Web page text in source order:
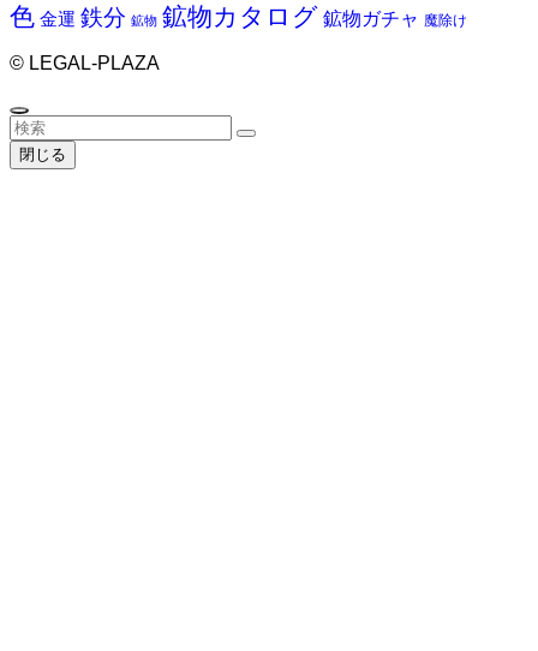
色 金運 鉄分 鉱物 鉱物カタログ 鉱物ガチャ 魔除け
© LEGAL-PLAZA
閉じる